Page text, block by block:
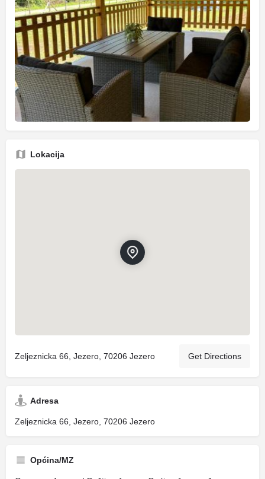
Lokacija
Zeljeznicka 66, Jezero, 70206 Jezero Get Directions
Adresa
Zeljeznicka 66, Jezero, 70206 Jezero
Općina/MZ